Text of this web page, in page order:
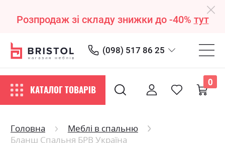
Розпродаж зі складу знижки до -40% тут
(098) 517 86 25
КАТАЛОГ ТОВАРІВ
0
Головна
Меблі в спальню
Бланш Спальня БРВ Україна